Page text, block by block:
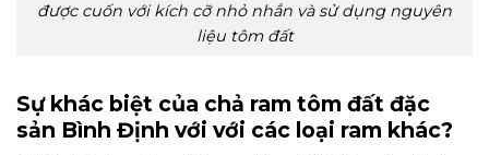
được cuốn với kích cỡ nhỏ nhắn và sử dụng nguyên
liệu tôm đất
Sự khác biệt của chả ram tôm đất đặc
sản Bình Định với với các loại ram khác?